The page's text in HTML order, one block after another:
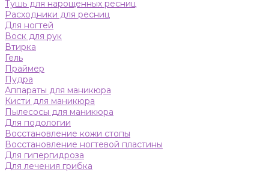
Тушь для нарощенных ресниц
Расходники для ресниц
Для ногтей
Воск для рук
Втирка
Гель
Праймер
Пудра
Аппараты для маникюра
Кисти для маникюра
Пылесосы для маникюра
Для подологии
Восстановление кожи стопы
Восстановление ногтевой пластины
Для гипергидроза
Для лечения грибка